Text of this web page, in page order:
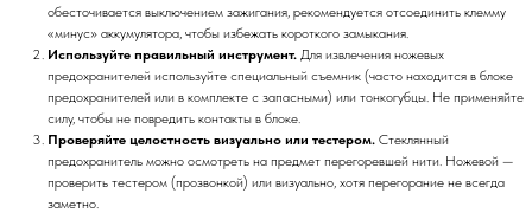
обесточивается выключением зажигания, рекомендуется отсоединить клемму
«минус» аккумулятора, чтобы избежать короткого замыкания.
Используйте правильный инструмент. Для извлечения ножевых
предохранителей используйте специальный съемник (часто находится в блоке
предохранителей или в комплекте с запасными) или тонкогубцы. Не применяйте
силу, чтобы не повредить контакты в блоке.
Проверяйте целостность визуально или тестером. Стеклянный
предохранитель можно осмотреть на предмет перегоревшей нити. Ножевой —
проверить тестером (прозвонкой) или визуально, хотя перегорание не всегда
заметно.